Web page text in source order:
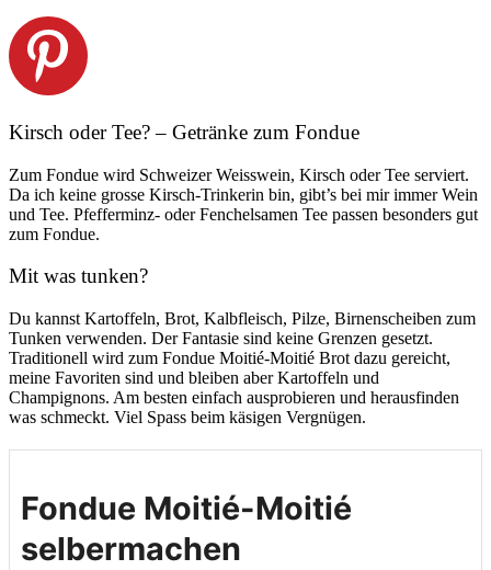
Kirsch oder Tee? – Getränke zum Fondue
Zum Fondue wird Schweizer Weisswein, Kirsch oder Tee serviert.
Da ich keine grosse Kirsch-Trinkerin bin, gibt’s bei mir immer Wein
und Tee. Pfefferminz- oder Fenchelsamen Tee passen besonders gut
zum Fondue.
Mit was tunken?
Du kannst Kartoffeln, Brot, Kalbfleisch, Pilze, Birnenscheiben zum
Tunken verwenden. Der Fantasie sind keine Grenzen gesetzt.
Traditionell wird zum Fondue Moitié-Moitié Brot dazu gereicht,
meine Favoriten sind und bleiben aber Kartoffeln und
Champignons. Am besten einfach ausprobieren und herausfinden
was schmeckt. Viel Spass beim käsigen Vergnügen.
Fondue Moitié-Moitié
selbermachen